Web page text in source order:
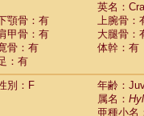
英名：
顎骨：有
上腕骨：
甲骨：有
大腿骨：
骨：有
体幹：有
：有
別：F
年齢：
属名：
亜種小名